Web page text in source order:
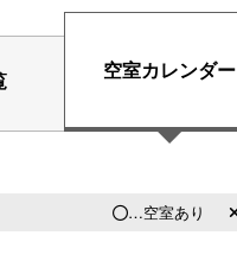
空室カレンダー
…空室あり